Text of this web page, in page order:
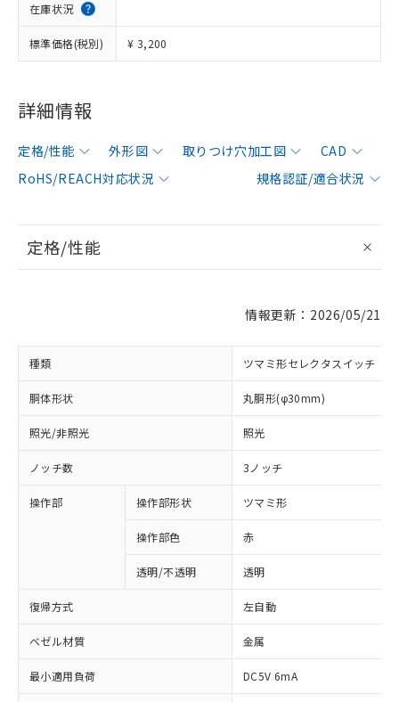
在庫状況
標準価格(税別) ¥ 3,200
詳細情報
定格/性能 外形図 取りつけ穴加工図
CAD
RoHS/REACH対応状況
規格認証/適合状況
定格/性能
情報更新：2026/05/21
種類 ツマミ形セレクタスイッチ
胴体形状 丸胴形(φ30mm)
照光/非照光 照光
ノッチ数 3ノッチ
操作部 操作部形状 ツマミ形
操作部色 赤
透明/不透明 透明
復帰方式 左自動
ベゼル材質 金属
最小適用負荷 DC5V 6mA